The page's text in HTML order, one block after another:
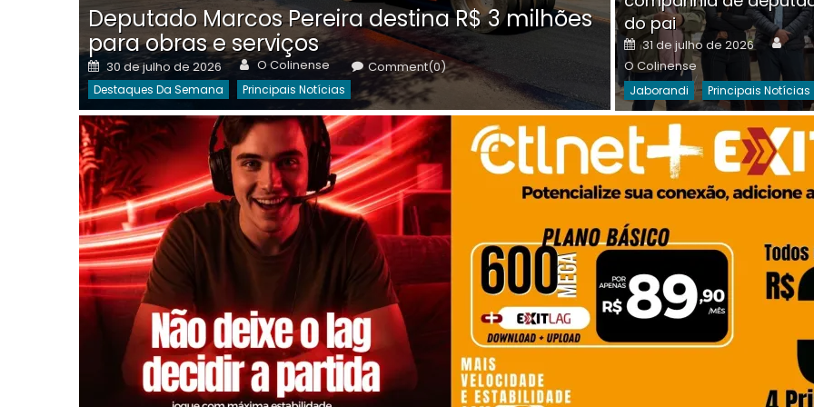
Deputado Marcos Pereira destina R$ 3 milhões
para obras e serviços
Posted
on
30 de julho de 2026 Author
O Colinense Comment(0)
Destaques Da Semana Principais Notícias
on
30 de julho de 2026 O
Destaques Da Semana
do pai
Posted
on
31 de julho de 2026
O Colinense
Jaborandi Principais Notícias